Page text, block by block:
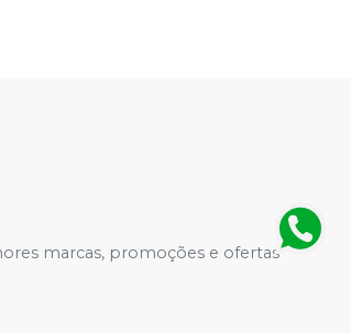
marcas, promoções e ofertas